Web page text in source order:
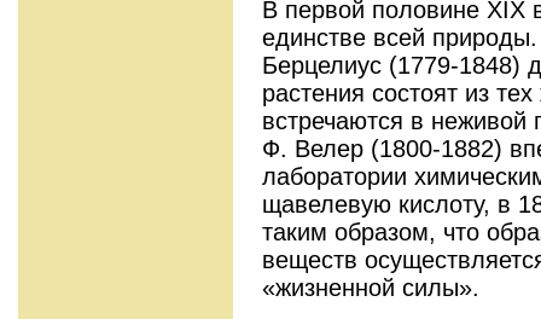
В первой половине ХIX
единстве всей
Берцелиус (1779-1848)
растения состоят из
встречаются в
Ф. Велер (1800-1882)
лаборатории
щавелевую кислоту, в
таким образом, что
веществ
«жизненной силы».